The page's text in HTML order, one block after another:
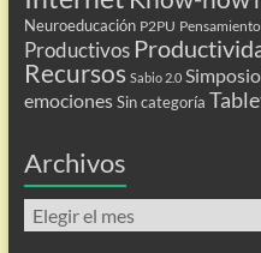
Neuroeducación P2PU
Productivos
Recursos Sabio 2.0
emociones Sin categoría
Archivos
Archivos